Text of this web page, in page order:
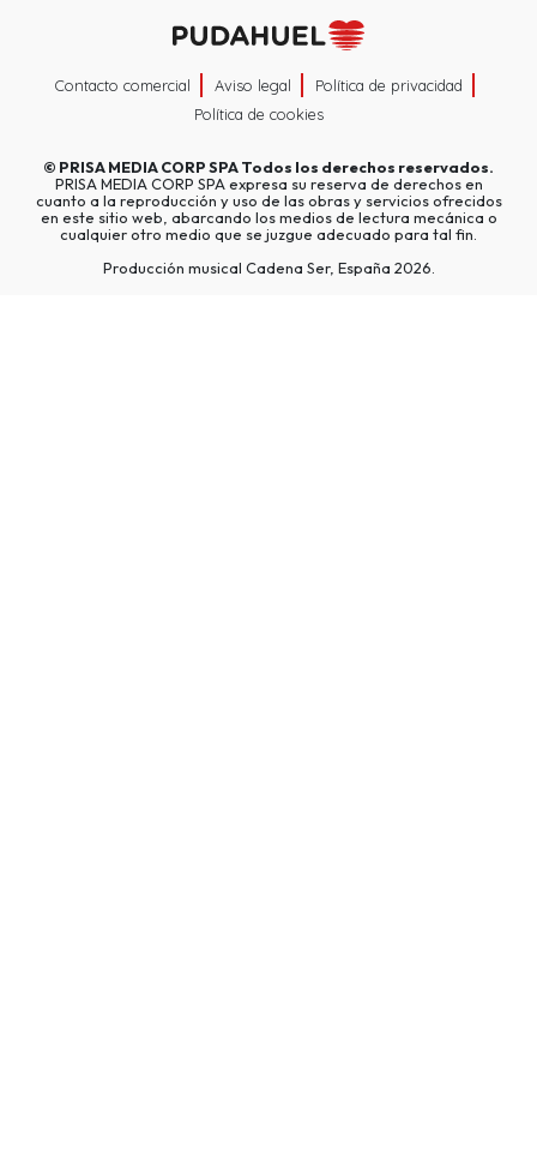
Contacto comercial Aviso legal
Política de privacidad
Política de cookies
© PRISA MEDIA CORP SPATodos los derechos reservados.
PRISA MEDIA CORP SPA expresa su reserva de derechos en
cuanto a la reproducción y uso de las obras y servicios ofrecidos
en este sitio web, abarcando los medios de lectura mecánica o
cualquier otro medio que se juzgue adecuado para tal fin.
Producción musical Cadena Ser, España 2026.